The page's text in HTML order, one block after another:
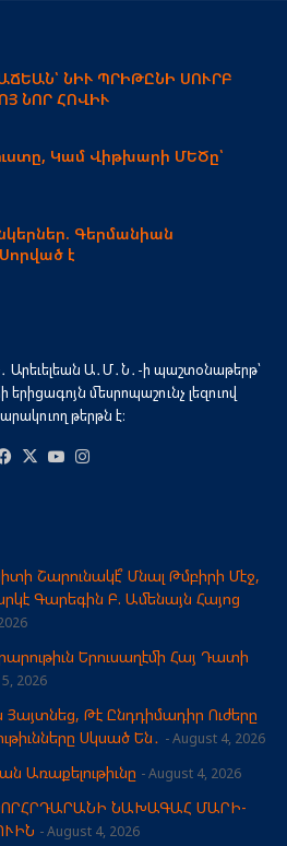
ՆԻՒ ՊՐԻԹԸՆԻ ՍՈՒՐԲ
ՆՈՐ ՀՈՎԻՒ
Կամ Վիթխարի ՄԵԾը՝
Գերմանիան
Սորված է
Արեւելեան Ա․Մ․Ն․-ի պաշտօնաթերթ՝
մեսրոպաշունչ լեզուով
թերթն է։
Facebook
X YouTube
Շարունակէ՞ Մնալ Թմբիրի Մէջ,
Գարեգին Բ. Ամենայն Հայոց
Երուսաղէմի Հայ Դատի
2026
Թէ Ընդդիմադիր Ուժերը
Սկսած Են․
August 4, 2026
Առաքելութիւնը August 4, 2026
ՆԱԽԱԳԱՀ ՄԱՐԻ-
August 4, 2026